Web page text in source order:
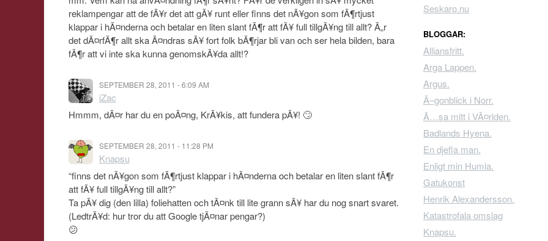
reklampengar att de fÃ¥r det att gÃ¥ runt eller finns det nÃ¥gon som fÃ¶rtjust
klappar i hÃ¤nderna och betalar en liten slant fÃ¶r att fÃ¥ full tillgÃ¥ng till allt? Ã„r
det dÃ¤rfÃ¶r allt ska Ã¤ndras sÃ¥ fort folk bÃ¶rjar bli van och ser hela bilden, bara
fÃ¶r att vi inte ska kunna genomskÃ¥da allt!?
SEPTEMBER 28, 2011 - 6:09 AM
iZac
Hmmm, dÃ¤r har du en poÃ¤ng, KrÃ¥kis, att fundera pÃ¥! 🙄
SEPTEMBER 28, 2011 - 11:28 PM
Knapsu
“finns det nÃ¥gon som fÃ¶rtjust klappar i hÃ¤nderna och betalar en liten slant fÃ¶r
att fÃ¥ full tillgÃ¥ng till allt?”
Ta pÃ¥ dig (den lilla) foliehatten och tÃ¤nk till lite grann sÃ¥ har du nog snart svaret.
(LedtrÃ¥d: hur tror du att Google tjÃ¤nar pengar?)
😕
Seskaro.nu
BLOGGAR:
Alliansfritt.
Arga Lappen.
Argus.
Ã–gonblick i Norr.
Ã…sa mitt i VÃ¤rlden.
Badlands Hyena.
En djefla man.
Enligt min Humla.
Gatukonst
Henrik Alexandersson.
Katastrofala omslag
Knapsu.